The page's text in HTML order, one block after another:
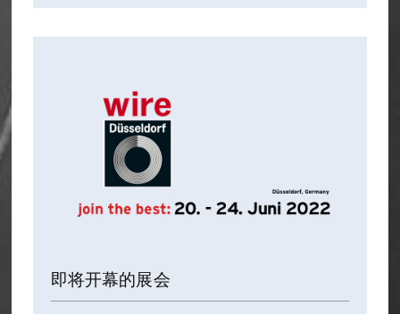
即将开幕的展会